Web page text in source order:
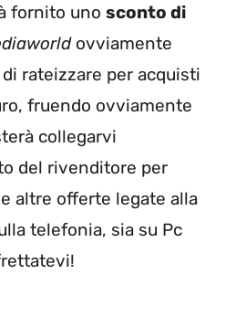
fornito uno sconto di
ovviamente
rateizzare per acquisti
fruendo ovviamente
collegarvi
del rivenditore per
altre offerte legate alla
telefonia, sia su Pc